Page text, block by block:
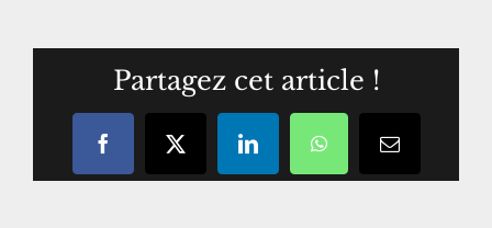
Partagez cet article !
FacebookX LinkedInWhatsAppCourriel
/